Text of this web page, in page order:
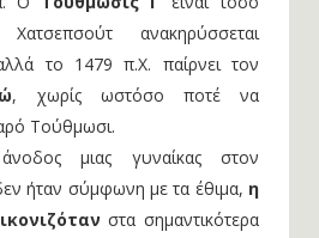
ανακηρύσσεται
το 1479 π.Χ. παίρνει τον
, χωρίς ωστόσο ποτέ να
Τούθμωσι.
μιας γυναίκας στον
ήταν σύμφωνη με τα έθιμα, η
στα σημαντικότερα